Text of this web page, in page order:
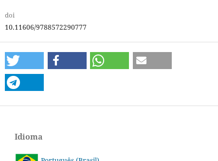
doi
10.11606/9788572290777
Idioma